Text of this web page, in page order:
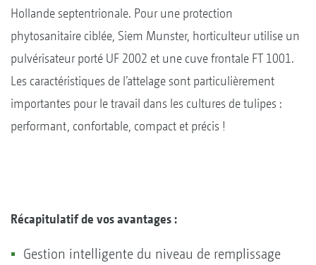
Hollande septentrionale. Pour une protection
phytosanitaire ciblée, Siem Munster, horticulteur utilise un
pulvérisateur porté UF 2002 et une cuve frontale FT 1001.
Les caractéristiques de l’attelage sont particulièrement
importantes pour le travail dans les cultures de tulipes :
performant, confortable, compact et précis !
Récapitulatif de vos avantages :
Gestion intelligente du niveau de remplissage